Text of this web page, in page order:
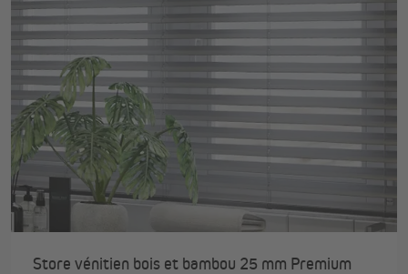
Store vénitien bois et bambou 25 mm Premium